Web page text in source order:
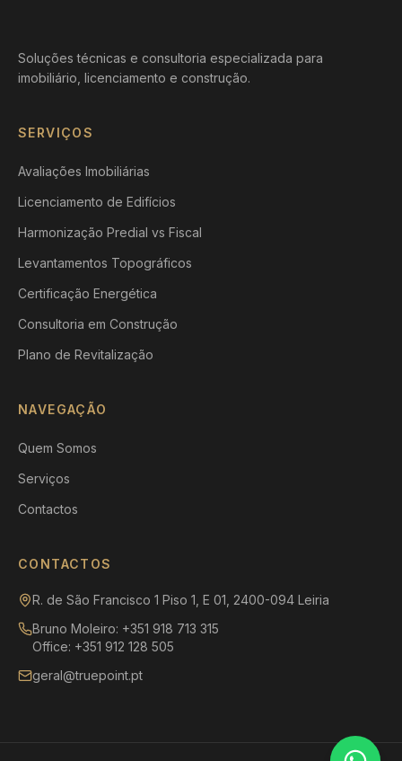
Soluções técnicas e consultoria especializada para
imobiliário, licenciamento e construção.
SERVIÇOS
Avaliações Imobiliárias
Licenciamento de Edifícios
Harmonização Predial vs Fiscal
Levantamentos Topográficos
Certificação Energética
Consultoria em Construção
Plano de Revitalização
NAVEGAÇÃO
Quem Somos
Serviços
Contactos
CONTACTOS
R. de São Francisco 1 Piso 1, E 01, 2400-094 Leiria
Bruno Moleiro: +351 918 713 315
Office: +351 912 128 505
geral@truepoint.pt